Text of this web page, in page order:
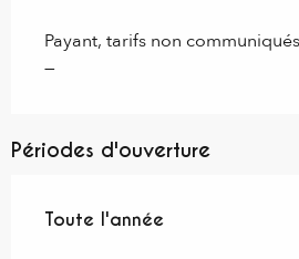
Payant, tarifs non communiqués
—
Périodes d'ouverture
Toute l'année
Toute l'année